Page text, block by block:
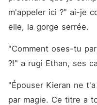
m'appeler ici ?" ai-je
elle, la gorge serrée.
"Comment oses-tu
?!" a rugi Ethan, ses
"Épouser Kieran ne
par magie. Ce titre a